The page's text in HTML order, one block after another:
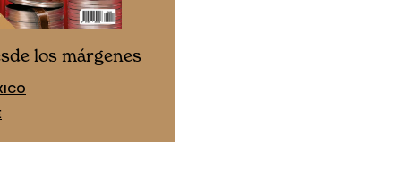
los márgenes